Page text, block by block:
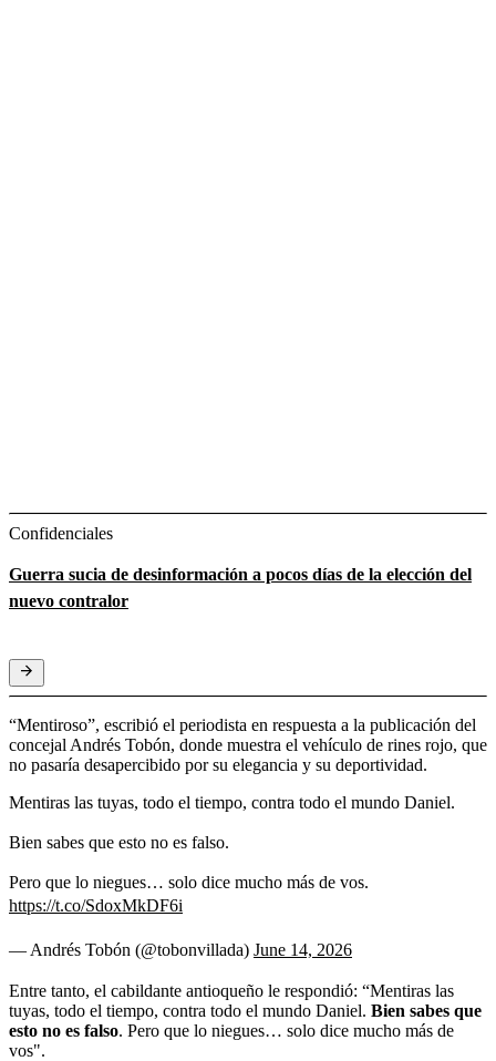
Confidenciales
Guerra sucia de desinformación a pocos días de la elección del
nuevo contralor
“Mentiroso”, escribió el periodista en respuesta a la publicación del
concejal Andrés Tobón, donde muestra el vehículo de rines rojo, que
no pasaría desapercibido por su elegancia y su deportividad.
Mentiras las tuyas, todo el tiempo, contra todo el mundo Daniel.
Bien sabes que esto no es falso.
Pero que lo niegues… solo dice mucho más de vos.
https://t.co/SdoxMkDF6i
— Andrés Tobón (@tobonvillada) June 14, 2026
Entre tanto, el cabildante antioqueño le respondió: “Mentiras las
tuyas, todo el tiempo, contra todo el mundo Daniel. Bien sabes que
esto no es falso. Pero que lo niegues… solo dice mucho más de
vos".